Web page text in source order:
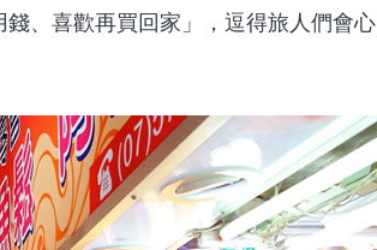
、喜歡再買回家」，逗得旅人們會心